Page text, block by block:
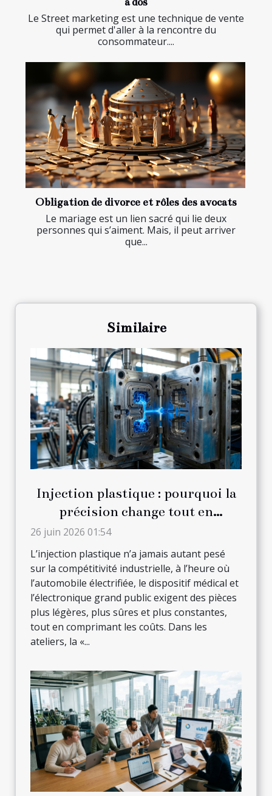
Le Street marketing est une technique de vente
qui permet d'aller à la rencontre du
consommateur....
Obligation de divorce et rôles des avocats
Le mariage est un lien sacré qui lie deux
personnes qui s’aiment. Mais, il peut arriver
que...
Similaire
Injection plastique : pourquoi la
précision change tout en
production
26 juin 2026 01:54
L’injection plastique n’a jamais autant pesé
sur la compétitivité industrielle, à l’heure où
l’automobile électrifiée, le dispositif médical et
l’électronique grand public exigent des pièces
plus légères, plus sûres et plus constantes,
tout en comprimant les coûts. Dans les
ateliers, la «...